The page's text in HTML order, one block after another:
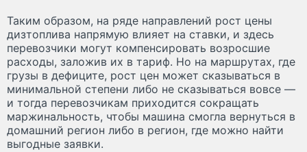
Таким образом, на ряде направлений рост цены
дизтоплива напрямую влияет на ставки, и здесь
перевозчики могут компенсировать возросшие
расходы, заложив их в тариф. Но на маршрутах, где
грузы в дефиците, рост цен может сказываться в
минимальной степени либо не сказываться вовсе —
и тогда перевозчикам приходится сокращать
маржинальность, чтобы машина смогла вернуться в
домашний регион либо в регион, где можно найти
выгодные заявки.